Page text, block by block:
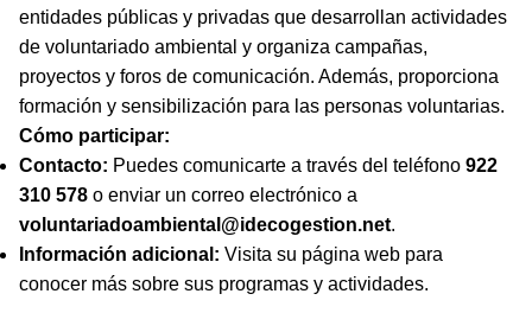
entidades públicas y privadas que desarrollan actividades
de voluntariado ambiental y organiza campañas,
proyectos y foros de comunicación. Además, proporciona
formación y sensibilización para las personas voluntarias.
Cómo participar:
Contacto: Puedes comunicarte a través del teléfono 922
310 578 o enviar un correo electrónico a
voluntariadoambiental@idecogestion.net.
Información adicional: Visita su página web para
conocer más sobre sus programas y actividades.